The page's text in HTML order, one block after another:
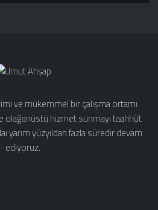
ve mükemmel bir çalışma ortamı
olağanüstü hizmet sunmayı taahhüt
yarım yüzyıldan fazla süredir devam
ediyoruz.